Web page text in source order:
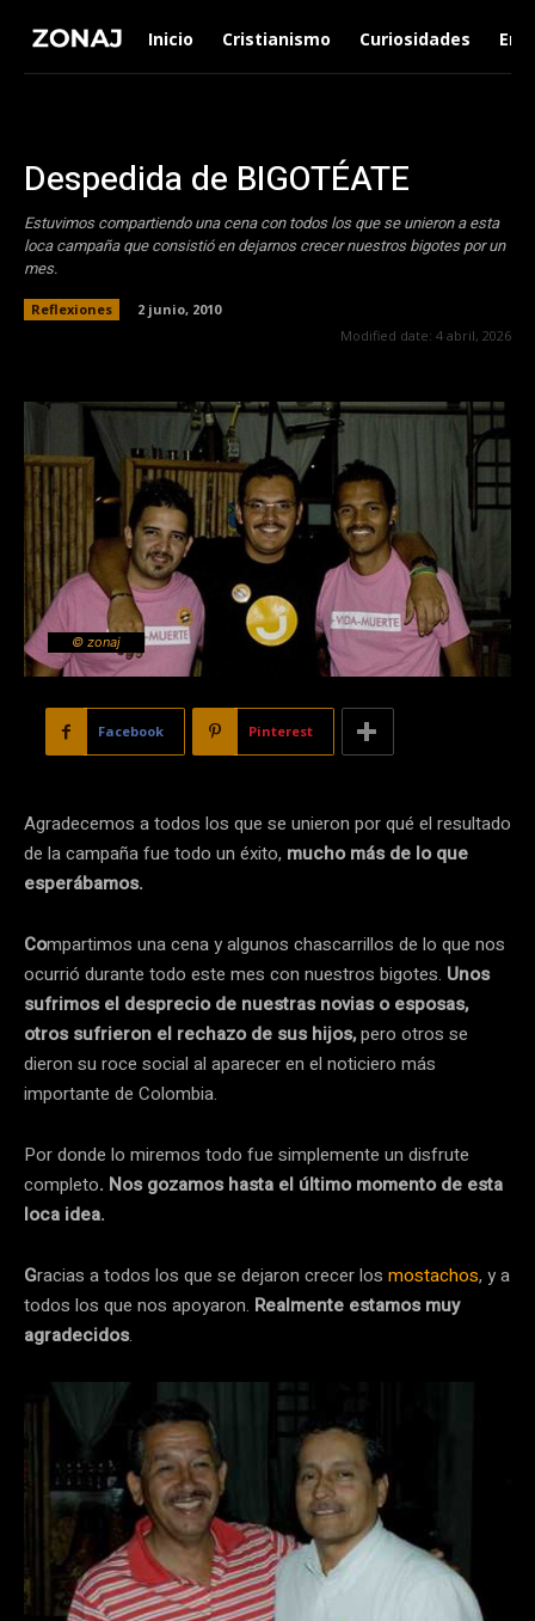
Inicio Cristianismo Curiosidades
Despedida de BIGOTÉATE
Estuvimos compartiendo una cena con todos los que se unieron a esta
loca campaña que consistió en dejarnos crecer nuestros bigotes por un
mes.
Reflexiones
2 junio, 2010
Modified date: 4 abril, 2026
© zonaj
Facebook Pinterest
Agradecemos a todos los que se unieron por qué el resultado
de la campaña fue todo un éxito, mucho más de lo que
esperábamos.
Compartimos una cena y algunos chascarrillos de lo que nos
ocurrió durante todo este mes con nuestros bigotes. Unos
sufrimos el desprecio de nuestras novias o esposas,
otros sufrieron el rechazo de sus hijos,pero otros se
dieron su roce social al aparecer en el noticiero más
importante de Colombia.
Por donde lo miremos todo fue simplemente un disfrute
completo. Nos gozamos hasta el último momento de esta
loca idea.
Gracias a todos los que se dejaron crecer los mostachos, y a
todos los que nos apoyaron. Realmente estamos muy
agradecidos.